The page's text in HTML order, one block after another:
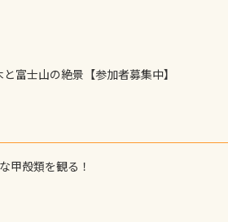
富士山の絶景【参加者募集中】
甲殻類を観る！